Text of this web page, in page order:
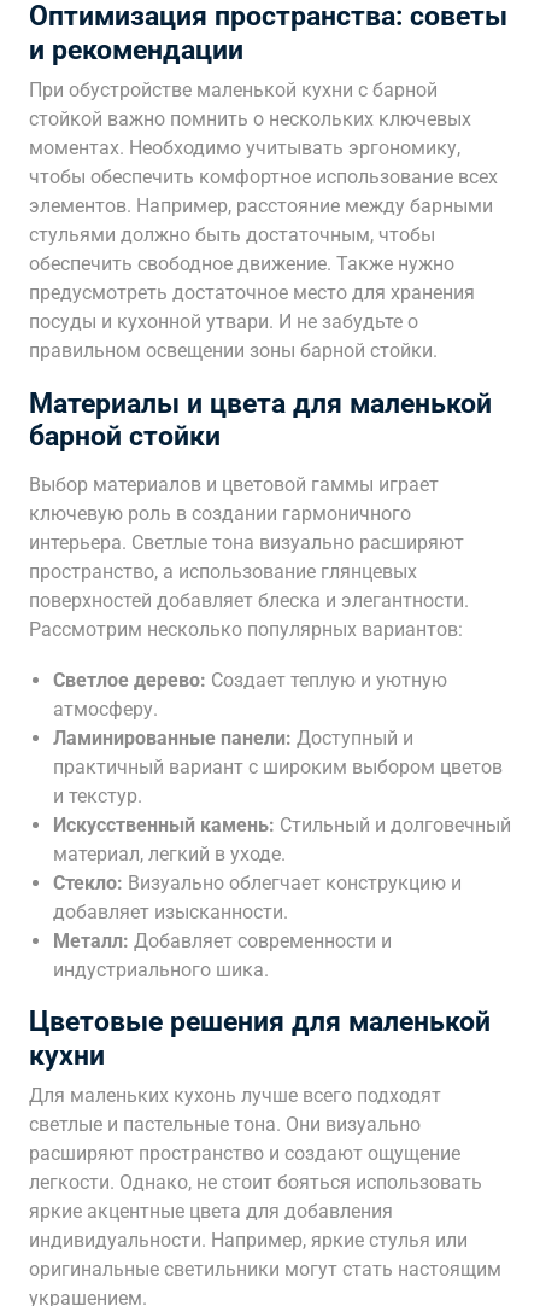
Оптимизация пространства: советы
и рекомендации
При обустройстве маленькой кухни с барной
стойкой важно помнить о нескольких ключевых
моментах. Необходимо учитывать эргономику,
чтобы обеспечить комфортное использование всех
элементов. Например, расстояние между барными
стульями должно быть достаточным, чтобы
обеспечить свободное движение. Также нужно
предусмотреть достаточное место для хранения
посуды и кухонной утвари. И не забудьте о
правильном освещении зоны барной стойки.
Материалы и цвета для маленькой
барной стойки
Выбор материалов и цветовой гаммы играет
ключевую роль в создании гармоничного
интерьера. Светлые тона визуально расширяют
пространство, а использование глянцевых
поверхностей добавляет блеска и элегантности.
Рассмотрим несколько популярных вариантов:
Светлое дерево: Создает теплую и уютную
атмосферу.
Ламинированные панели: Доступный и
практичный вариант с широким выбором цветов
и текстур.
Искусственный камень: Стильный и долговечный
материал, легкий в уходе.
Стекло: Визуально облегчает конструкцию и
добавляет изысканности.
Металл: Добавляет современности и
индустриального шика.
Цветовые решения для маленькой
кухни
Для маленьких кухонь лучше всего подходят
светлые и пастельные тона. Они визуально
расширяют пространство и создают ощущение
легкости. Однако, не стоит бояться использовать
яркие акцентные цвета для добавления
индивидуальности. Например, яркие стулья или
оригинальные светильники могут стать настоящим
украшением.